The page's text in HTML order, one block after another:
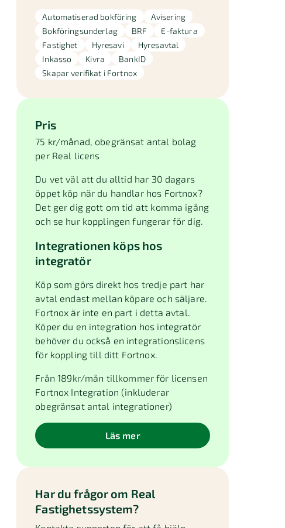
Automatiserad bokföring
Avisering
Bokföringsunderlag
BRF
E-faktura
Fastighet
Hyresavi
Hyresavtal
Inkasso
Kivra
BankID
Skapar verifikat i Fortnox
Pris
75 kr/månad, obegränsat antal bolag
per Real licens
Du vet väl att du alltid har 30 dagars
öppet köp när du handlar hos Fortnox?
Det ger dig gott om tid att komma igång
och se hur kopplingen fungerar för dig.
Integrationen köps hos
integratör
Köp som görs direkt hos tredje part har
avtal endast mellan köpare och säljare.
Fortnox är inte en part i detta avtal.
Köper du en integration hos integratör
behöver du också en integrationslicens
för koppling till ditt Fortnox.
Från 189kr/mån tillkommer för licensen
Fortnox Integration (inkluderar
obegränsat antal integrationer)
Läs mer
Har du frågor om Real
Fastighetssystem?